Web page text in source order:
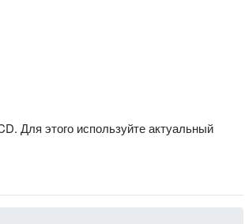
Для этого используйте актуальный